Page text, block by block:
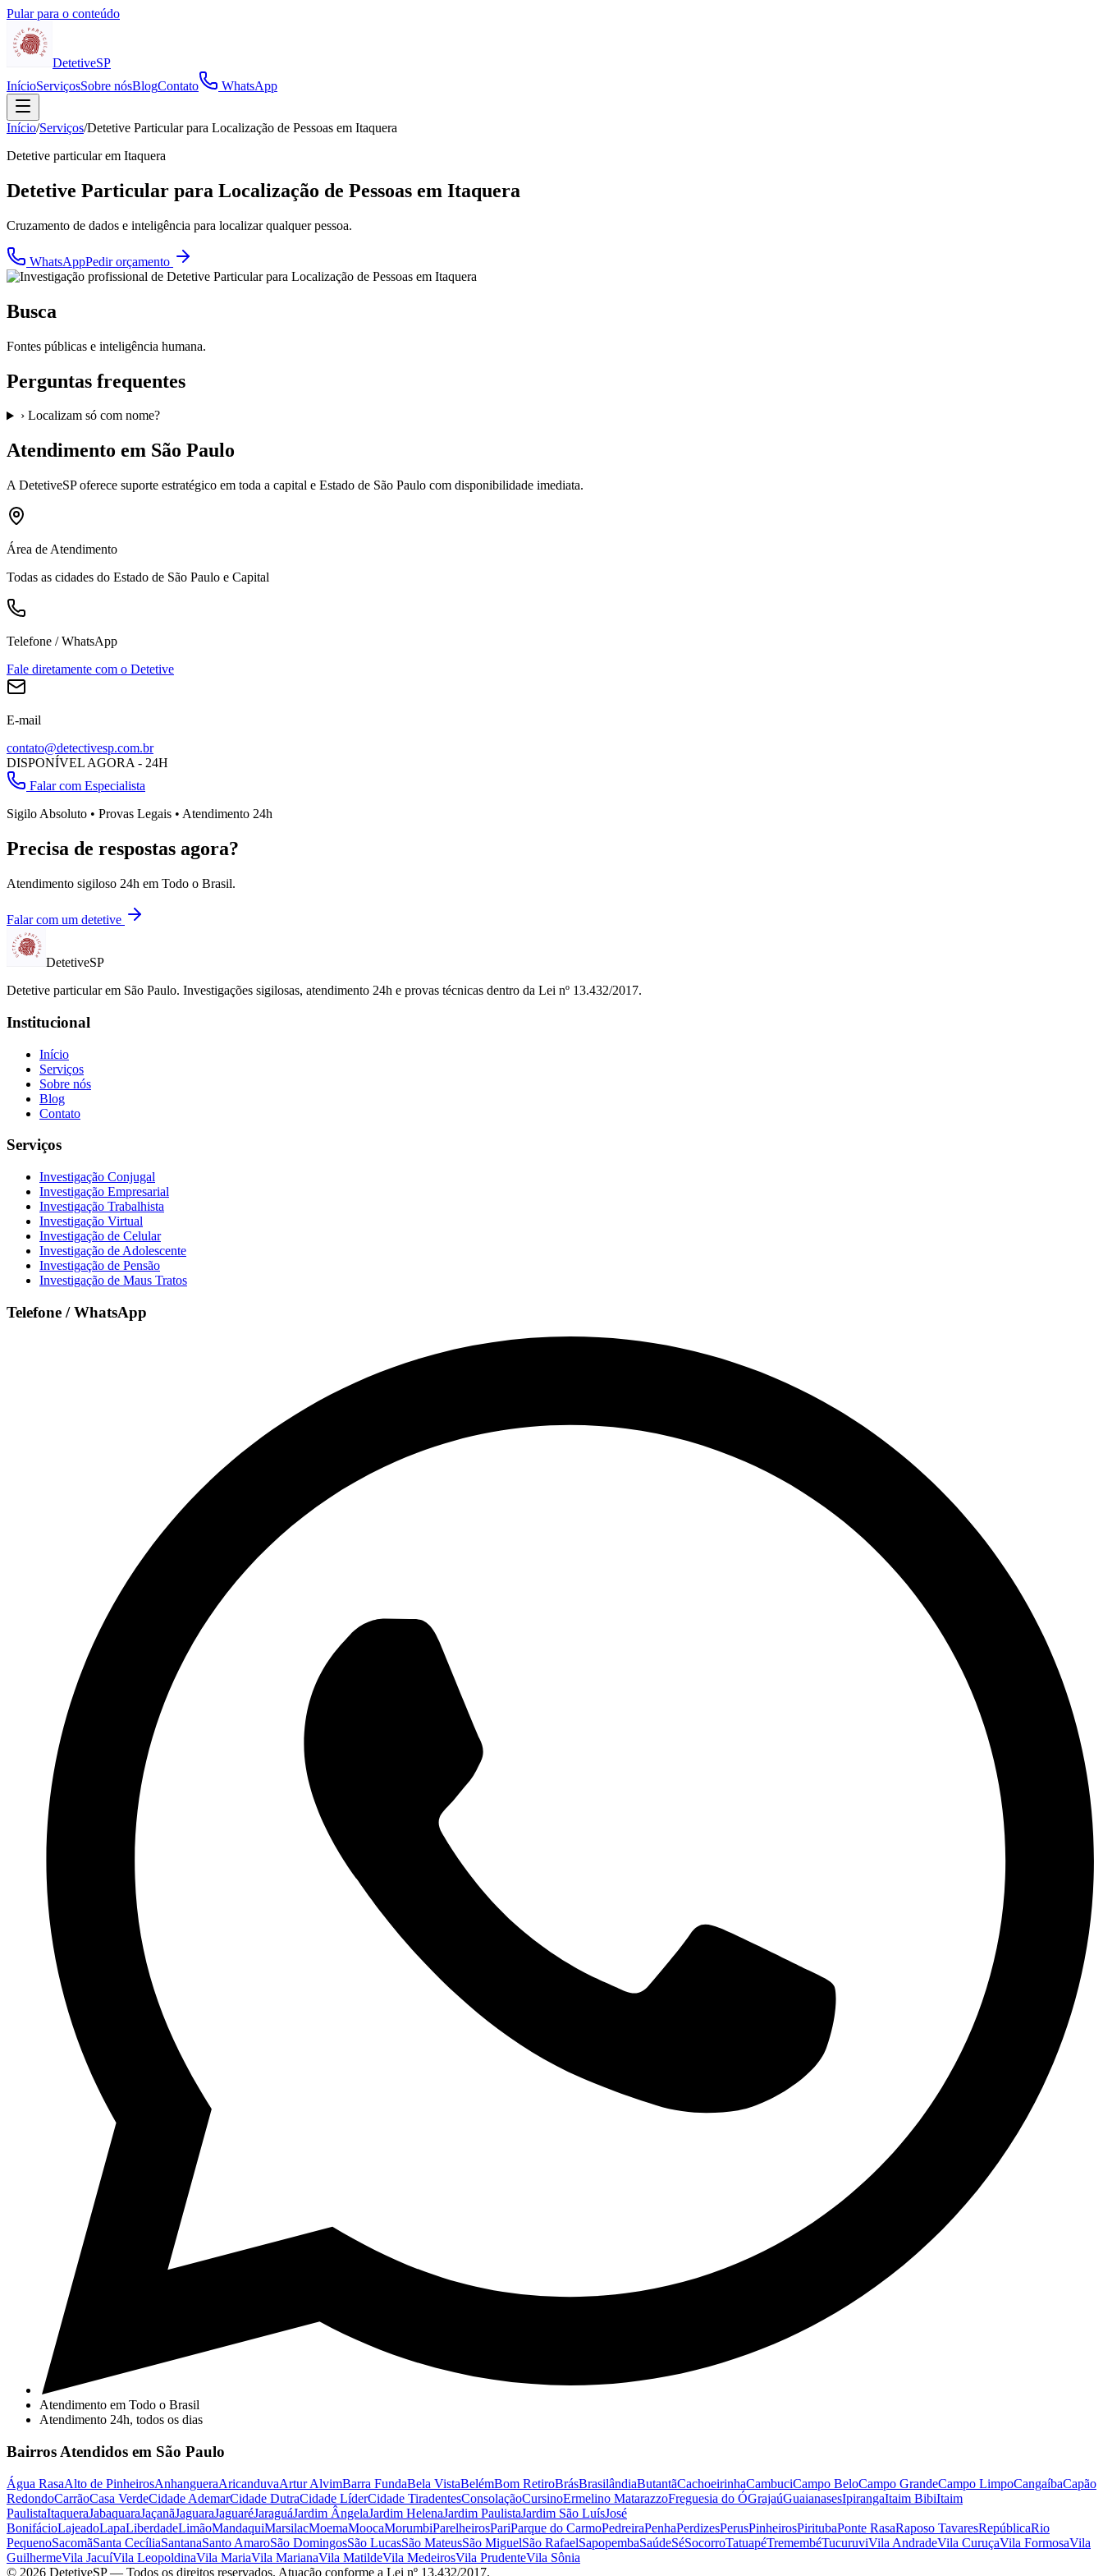
Pular para o conteúdo
DetetiveSP
InícioServiçosSobre nósBlogContato WhatsApp
Início/Serviços/Detetive Particular para Localização de Pessoas em Itaquera
Detetive particular em Itaquera
Detetive Particular para Localização de Pessoas em Itaquera
Cruzamento de dados e inteligência para localizar qualquer pessoa.
WhatsAppPedir orçamento
Busca
Fontes públicas e inteligência humana.
Perguntas frequentes
› Localizam só com nome?
Atendimento em São Paulo
A DetetiveSPoferece suporte estratégico em toda a capital e Estado de São Paulo com disponibilidade imediata.
Área de Atendimento
Todas as cidades do Estado de São Paulo e Capital
Telefone / WhatsApp
Fale diretamente com o Detetive
E-mail
contato@detectivesp.com.br
DISPONÍVEL AGORA - 24H
Falar com Especialista
Sigilo Absoluto • Provas Legais • Atendimento 24h
Precisa de respostas agora?
Atendimento sigiloso 24h em Todo o Brasil.
Falar com um detetive
DetetiveSP
Detetive particular em São Paulo. Investigações sigilosas, atendimento 24h e provas técnicas dentro da Lei nº 13.432/2017.
Institucional
Início
Serviços
Sobre nós
Blog
Contato
Serviços
Investigação Conjugal
Investigação Empresarial
Investigação Trabalhista
Investigação Virtual
Investigação de Celular
Investigação de Adolescente
Investigação de Pensão
Investigação de Maus Tratos
Telefone / WhatsApp
Atendimento em Todo o Brasil
Atendimento 24h, todos os dias
Bairros Atendidos em São Paulo
Água RasaAlto de PinheirosAnhangueraAricanduvaArtur AlvimBarra FundaBela VistaBelémBom RetiroBrásBrasilândiaButantãCachoeirinhaCambuciCampo BeloCampo GrandeCampo LimpoCangaíbaCapão
RedondoCarrãoCasa VerdeCidade AdemarCidade DutraCidade LíderCidade TiradentesConsolaçãoCursinoErmelino MatarazzoFreguesia do ÓGrajaúGuaianasesIpirangaItaim BibiItaim
PaulistaItaqueraJabaquaraJaçanãJaguaraJaguaréJaraguáJardim ÂngelaJardim HelenaJardim PaulistaJardim São LuísJosé
BonifácioLajeadoLapaLiberdadeLimãoMandaquiMarsilacMoemaMoocaMorumbiParelheirosPariParque do CarmoPedreiraPenhaPerdizesPerusPinheirosPiritubaPonte RasaRaposo TavaresRepúblicaRio
PequenoSacomãSanta CecíliaSantanaSanto AmaroSão DomingosSão LucasSão MateusSão MiguelSão RafaelSapopembaSaúdeSéSocorroTatuapéTremembéTucuruviVila AndradeVila CuruçaVila FormosaVila
GuilhermeVila JacuíVila LeopoldinaVila MariaVila MarianaVila MatildeVila MedeirosVila PrudenteVila Sônia
© 2026 DetetiveSP— Todos os direitos reservados. Atuação conforme a Lei nº 13.432/2017.